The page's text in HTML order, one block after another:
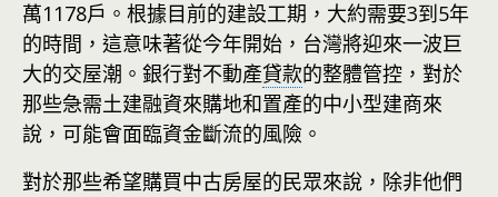
萬1178戶。根據目前的建設工期，大約需要3到5年
的時間，這意味著從今年開始，台灣將迎來一波巨
大的交屋潮。銀行對不動產貸款的整體管控，對於
那些急需土建融資來購地和置產的中小型建商來
說，可能會面臨資金斷流的風險。
對於那些希望購買中古房屋的民眾來說，除非他們